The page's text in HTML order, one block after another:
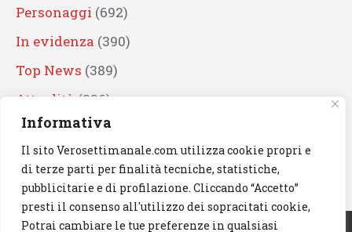
Informativa
Il sito Verosettimanale.com utilizza cookie propri e
di terze parti per finalità tecniche, statistiche,
pubblicitarie e di profilazione. Cliccando “Accetto”
presti il consenso all'utilizzo dei sopracitati cookie,
Potrai cambiare le tue preferenze in qualsiasi
Personaggi (692)
In evidenza (390)
Top News (389)
Attualità (336)
Eventi(330)
Artisti (241)
News(239)
Cerca